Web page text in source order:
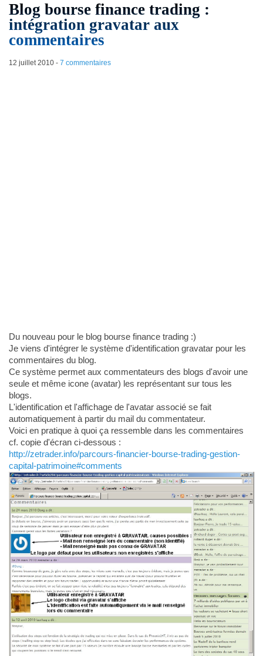
Blog bourse finance trading :
intégration gravatar aux
commentaires
12 juillet 2010- 7 commentaires
Du nouveau pour le blog bourse finance trading :)
Je viens d'intégrer le système d'identification gravatar pour les
commentaires du blog.
Ce système permet aux commentateurs des blogs d'avoir une
seule et même icone (avatar) les représentant sur tous les
blogs.
L'identification et l'affichage de l'avatar associé se fait
automatiquement à partir du mail du commentateur.
Voici en pratique à quoi ça ressemble dans les commentaires
cf. copie d'écran ci-dessous :
http://zetrader.info/parcours-financier-bourse-trading-gestion-
capital-patrimoine#comments